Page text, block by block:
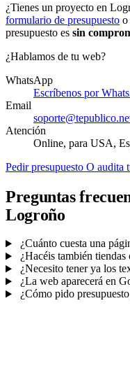
¿Tienes un proyecto en
formulario de presupuesto o
presupuesto es sin
¿Hablamos de tu web?
WhatsApp
Escríbenos por
Email
Atención
Online, para USA,
Pedir presupuesto O audita
Preguntas
Logroño
¿Cuánto cuesta una
¿Hacéis también
¿Necesito tener ya los
¿La web aparecerá en
¿Cómo pido